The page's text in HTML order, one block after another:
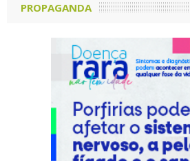
PROPAGANDA